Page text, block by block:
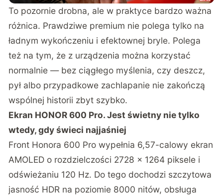
To pozornie drobna, ale w praktyce bardzo ważna
różnica. Prawdziwe premium nie polega tylko na
ładnym wykończeniu i efektownej bryle. Polega
też na tym, że z urządzenia można korzystać
normalnie — bez ciągłego myślenia, czy deszcz,
pył albo przypadkowe zachlapanie nie zakończą
wspólnej historii zbyt szybko.
Ekran HONOR 600 Pro. Jest świetny nie tylko
wtedy, gdy świeci najjaśniej
Front Honora 600 Pro wypełnia 6,57-calowy ekran
AMOLED o rozdzielczości 2728 × 1264 piksele i
odświeżaniu 120 Hz. Do tego dochodzi szczytowa
jasność HDR na poziomie 8000 nitów, obsługa